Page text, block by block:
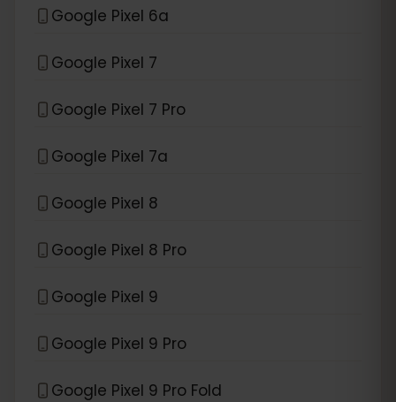
Google Pixel 6a
Google Pixel 7
Google Pixel 7 Pro
Google Pixel 7a
Google Pixel 8
Google Pixel 8 Pro
Google Pixel 9
Google Pixel 9 Pro
Google Pixel 9 Pro Fold